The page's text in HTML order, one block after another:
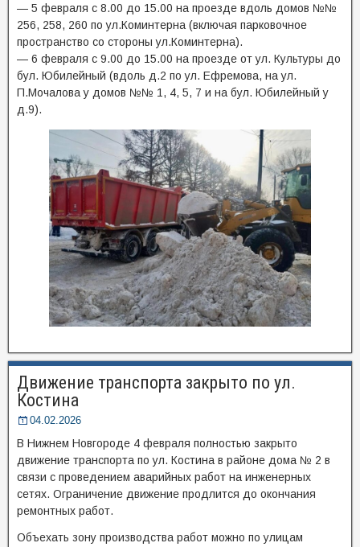
— 5 февраля с 8.00 до 15.00 на проезде вдоль домов №№
256, 258, 260 по ул.Коминтерна (включая парковочное
пространство со стороны ул.Коминтерна).
— 6 февраля с 9.00 до 15.00 на проезде от ул. Культуры до
бул. Юбилейный (вдоль д.2 по ул. Ефремова, на ул.
П.Мочалова у домов №№ 1, 4, 5, 7 и на бул. Юбилейный у
д.9).
Движение транспорта закрыто по ул.
Костина
04.02.2026
В Нижнем Новгороде 4 февраля полностью закрыто
движение транспорта по ул. Костина в районе дома № 2 в
связи с проведением аварийных работ на инженерных
сетях. Ограничение движение продлится до окончания
ремонтных работ.
Объехать зону производства работ можно по улицам